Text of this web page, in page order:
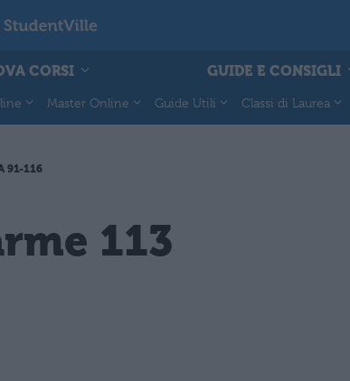
CORSI GUIDE E CONSIGLI
Master Online Guide Utili Classi di Laurea
91-116
113